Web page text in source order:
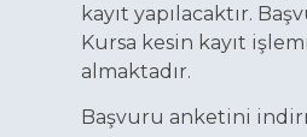
kayıt yapılacaktır.
Kursa kesin kayıt
almaktadır.
Başvuru anketini